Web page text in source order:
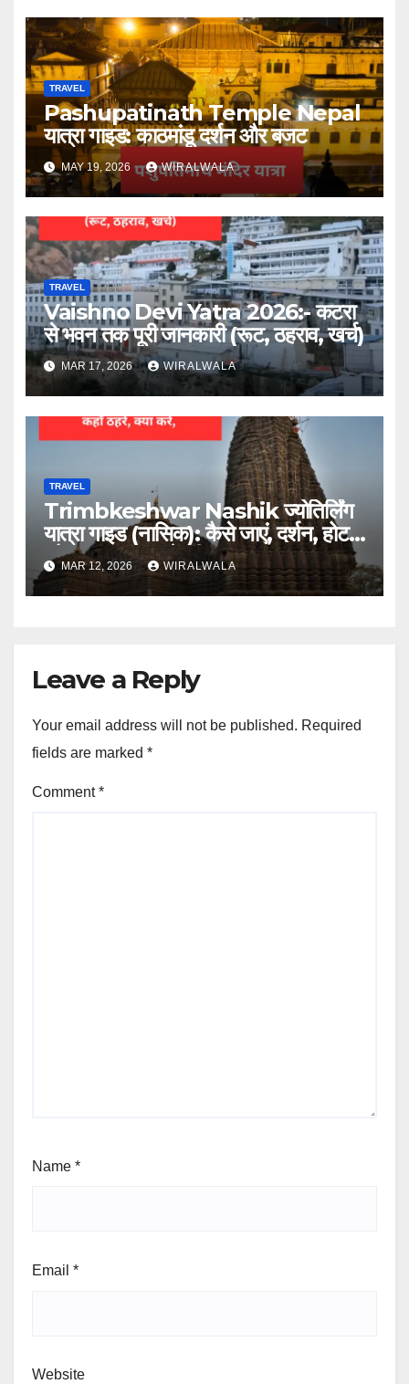
TRAVEL
Pashupatinath Temple Nepal
यात्रा गाइड: काठमांडू दर्शन और बजट
MAY 19, 2026 WIRALWALA
TRAVEL
Vaishno Devi Yatra 2026:- कटरा
से भवन तक पूरी जानकारी (रूट, ठहराव, खर्च)
MAR 17, 2026 WIRALWALA
TRAVEL
Trimbkeshwar Nashik ज्योतिर्लिंग
यात्रा गाइड (नासिक): कैसे जाएं, दर्शन, होटल
और आस पास घूमने की जगह
MAR 12, 2026 WIRALWALA
Leave a Reply
Your email address will not be published. Required
fields are marked *
Comment*
Name *
Email *
Website